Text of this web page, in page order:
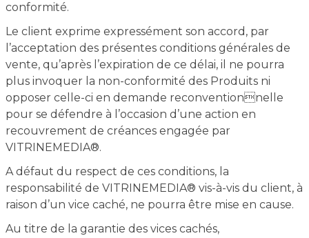
conformité.
Le client exprime expressément son accord, par
l’acceptation des présentes conditions générales de
vente, qu’après l’expiration de ce délai, il ne pourra
plus invoquer la non-conformité des Produits ni
opposer celle-ci en demande reconventionnelle
pour se défendre à l’occasion d’une action en
recouvrement de créances engagée par
VITRINEMEDIA®.
A défaut du respect de ces conditions, la
responsabilité de VITRINEMEDIA® vis-à-vis du client, à
raison d’un vice caché, ne pourra être mise en cause.
Au titre de la garantie des vices cachés,